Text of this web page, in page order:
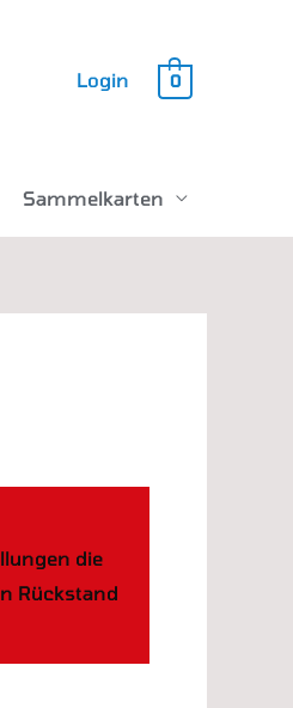
Login 0
Sammelkarten
die
Rückstand